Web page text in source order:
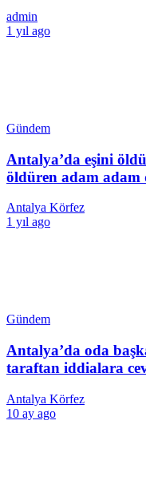
admin
1 yıl ago
Gündem
Antalya’da eşini
öldüren adam adam
Antalya Körfez
1 yıl ago
Gündem
Antalya’da oda
taraftan iddialara
Antalya Körfez
10 ay ago